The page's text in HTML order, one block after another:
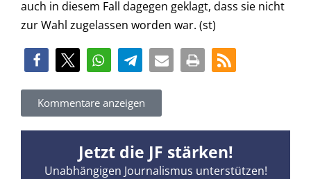
auch in diesem Fall dagegen geklagt, dass sie nicht
zur Wahl zugelassen worden war. (st)
Kommentare anzeigen
Jetzt die JF stärken!
Unabhängigen Journalismus unterstützen!